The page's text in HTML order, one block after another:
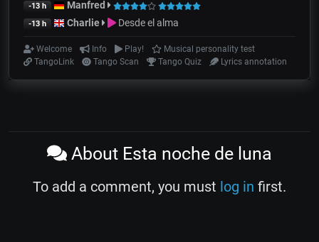
-13 h Manfred
-13 h Charlie Desde el alma
Welcome Info Play!
Musical personality test
TangoLink
Tango Scan Tango Quiz Lyrics annotation
About Esta noche de luna
To add a comment, you must log in first.